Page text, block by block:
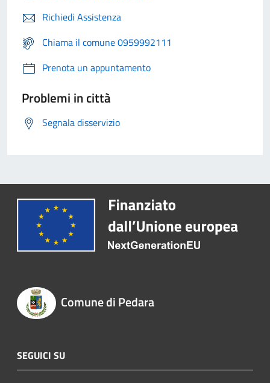
Richiedi Assistenza
Chiama il comune 0959992111
Prenota un appuntamento
Problemi in città
Segnala disservizio
Comune di Pedara
SEGUICI SU